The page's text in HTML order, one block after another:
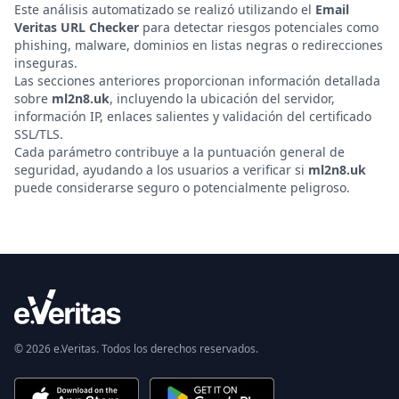
Este análisis automatizado se realizó utilizando el Email
Veritas URL Checker para detectar riesgos potenciales como
phishing, malware, dominios en listas negras o redirecciones
inseguras.
Las secciones anteriores proporcionan información detallada
sobre ml2n8.uk, incluyendo la ubicación del servidor,
información IP, enlaces salientes y validación del certificado
SSL/TLS.
Cada parámetro contribuye a la puntuación general de
seguridad, ayudando a los usuarios a verificar si ml2n8.uk
puede considerarse seguro o potencialmente peligroso.
© 2026 e.Veritas. Todos los derechos reservados.